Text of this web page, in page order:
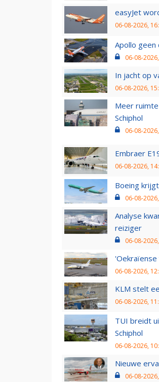
easyJet
06-08-2026,
Apollo geen
06-08-
In jacht op
06-08-2026,
Meer
Schiphol
06-08-
Embraer
06-08-2026,
Boeing
06-08-
Analyse
reiziger
06-08-
06-08-2026,
KLM stelt
06-08-2026,
TUI breidt
Schiphol
06-08-2026,
Nieuwe
06-08-